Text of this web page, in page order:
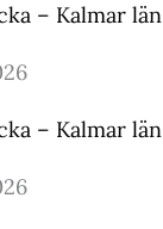
– Kalmar län
– Kalmar län